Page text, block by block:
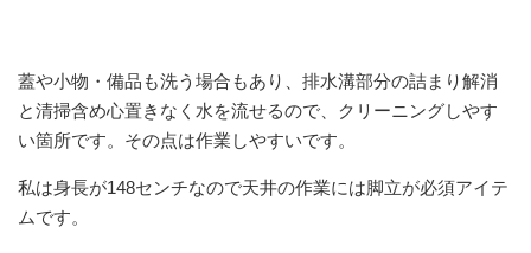
蓋や小物・備品も洗う場合もあり、排水溝部分の詰まり解消
と清掃含め心置きなく水を流せるので、クリーニングしやす
い箇所です。その点は作業しやすいです。
私は身長が148センチなので天井の作業には脚立が必須アイテ
ムです。